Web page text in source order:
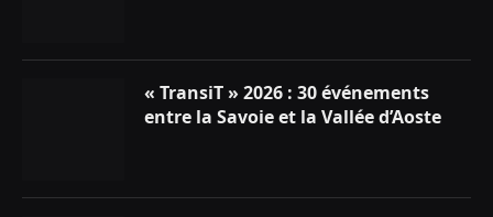
« TransiT » 2026 : 30 événements
entre la Savoie et la Vallée d’Aoste